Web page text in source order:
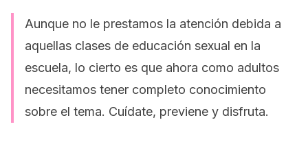
Aunque no le prestamos la atención debida a
aquellas clases de educación sexual en la
escuela, lo cierto es que ahora como adultos
necesitamos tener completo conocimiento
sobre el tema. Cuídate, previene y disfruta.